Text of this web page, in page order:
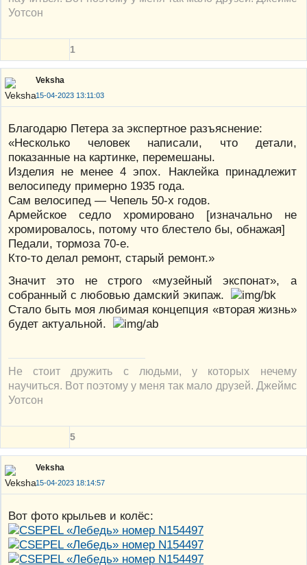
Уотсон
1
Veksha
15-04-2023 13:11:03
Благодарю Петера за экспертное разъяснение:
«Несколько человек написали, что детали,
показанные на картинке, перемешаны.
Изделия не менее 4 эпох. Наклейка принадлежит
велосипеду примерно 1935 года.
Сам велосипед — Чепель 50-х годов.
Армейское седло хромировано [изначально не
хромировалось, потому что блестело бы, обнажая]
Педали, тормоза 70-е.
Кто-то делал ремонт, старый ремонт.»
Значит это не строго «музейный экспонат», а
собранный с любовью дамский экипаж.
Стало быть моя любимая концепция «вторая жизнь»
будет актуальной.
Не стоит дружить с людьми, у которых нечему
научиться. Вот поэтому у меня так мало друзей. Джеймс
Уотсон
5
Veksha
15-04-2023 18:14:57
Вот фото крыльев и колёс: